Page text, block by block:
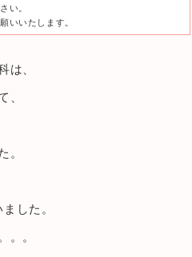
い。
いいたします。
、
、
。
した。
。。